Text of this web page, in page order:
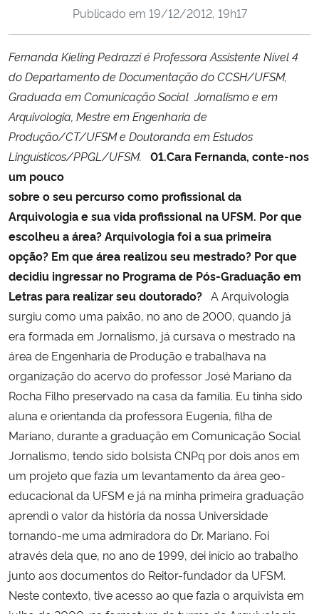
Ministério da Cidadania
Ministério de Minas e Energia
Ministério da Ciência, Tecnologia, Inovações e Comunicações
Ministério do Meio Ambiente
Ministério do Turismo
Ministério do Desenvolvimento Regional
Controladoria-Geral da União
Ministério da Mulher, da Família e dos Direitos Humanos
Secretaria-Geral
Secretaria de Governo
Gabinete de Segurança Institucional
Advocacia-Geral da União
Banco Central do Brasil
Planalto
Publicado em 19/12/2012, 19h17
Fernanda Kieling Pedrazzi é Professora Assistente Nível 4
do Departamento de Documentação do CCSH/UFSM,
Graduada em Comunicação Social  Jornalismo e em
Arquivologia, Mestre em Engenharia de
Produção/CT/UFSM e Doutoranda em Estudos
Linguísticos/PPGL/UFSM. 01.Cara Fernanda, conte-nos
um pouco
sobre o seu percurso como profissional da
Arquivologia e sua vida profissional na UFSM. Por que
escolheu a área? Arquivologia foi a sua primeira
opção? Em que área realizou seu mestrado? Por que
decidiu ingressar no Programa de Pós-Graduação em
Letras para realizar seu doutorado? A Arquivologia
surgiu como uma paixão, no ano de 2000, quando já
era formada em Jornalismo, já cursava o mestrado na
área de Engenharia de Produção e trabalhava na
organização do acervo do professor José Mariano da
Rocha Filho preservado na casa da família. Eu tinha sido
aluna e orientanda da professora Eugenia, filha de
Mariano, durante a graduação em Comunicação Social 
Jornalismo, tendo sido bolsista CNPq por dois anos em
um projeto que fazia um levantamento da área geo-
educacional da UFSM e já na minha primeira graduação
aprendi o valor da história da nossa Universidade
tornando-me uma admiradora do Dr. Mariano. Foi
através dela que, no ano de 1999, dei início ao trabalho
junto aos documentos do Reitor-fundador da UFSM.
Neste contexto, tive acesso ao que fazia o arquivista em